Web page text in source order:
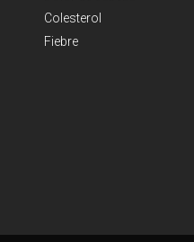
Colesterol
Fiebre